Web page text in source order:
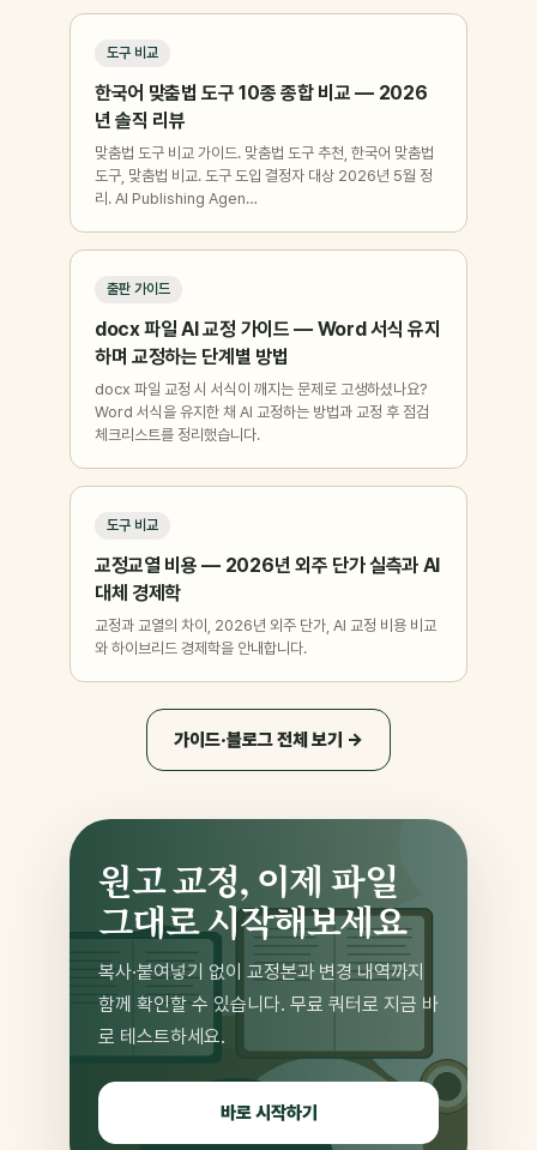
도구 비교
한국어 맞춤법 도구 10종 종합 비교 — 2026
년 솔직 리뷰
맞춤법 도구 비교 가이드. 맞춤법 도구 추천, 한국어 맞춤법
도구, 맞춤법 비교. 도구 도입 결정자 대상 2026년 5월 정
리. AI Publishing Agen…
출판 가이드
docx 파일 AI 교정 가이드 — Word 서식 유지
하며 교정하는 단계별 방법
docx 파일 교정 시 서식이 깨지는 문제로 고생하셨나요?
Word 서식을 유지한 채 AI 교정하는 방법과 교정 후 점검
체크리스트를 정리했습니다.
도구 비교
교정교열 비용 — 2026년 외주 단가 실측과 AI
대체 경제학
교정과 교열의 차이, 2026년 외주 단가, AI 교정 비용 비교
와 하이브리드 경제학을 안내합니다.
가이드·블로그 전체 보기 →
원고 교정, 이제 파일
그대로 시작해보세요
복사·붙여넣기 없이 교정본과 변경 내역까지
함께 확인할 수 있습니다. 무료 쿼터로 지금 바
로 테스트하세요.
바로 시작하기